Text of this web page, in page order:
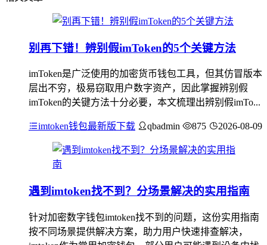
别再下错！辨别假imToken的5个关键方法
imToken是广泛使用的加密货币钱包工具，但其仿冒版本
层出不穷，极易窃取用户数字资产，因此掌握辨别假
imToken的关键方法十分必要，本文梳理出辨别假imTo...
imtoken钱包最新版下载 qbadmin 875 2026-08-09
遇到imtoken找不到？分场景解决的实用指南
针对加密数字钱包imtoken找不到的问题，这份实用指南
按不同场景提供解决方案，助力用户快速排查解决，